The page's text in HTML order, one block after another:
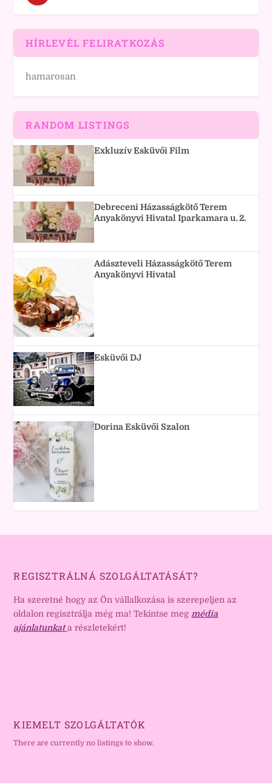
HÍRLEVÉL FELIRATKOZÁS
hamarosan
RANDOM LISTINGS
Exkluzív Esküvői Film
Debreceni Házasságkötő Terem
Anyakönyvi Hivatal Iparkamara u. 2.
Adászteveli Házasságkötő Terem
Anyakönyvi Hivatal
Esküvői DJ
Dorina Esküvői Szalon
REGISZTRÁLNÁ SZOLGÁLTATÁSÁT?
Ha szeretné hogy az Ön vállalkozása is szerepeljen az
oldalon regisztrálja még ma! Tekintse megmédia
ajánlatunkat a részletekért!
KIEMELT SZOLGÁLTATÓK
There are currently no listings to show.